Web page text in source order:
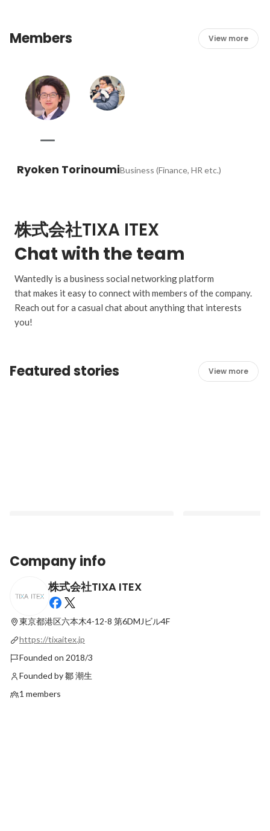
Members View more
Ryoken TorinoumiBusiness (Finance, HR etc.)
株式会社TIXA ITEX
Chat with the team
Wantedly is a business social networking platform
that makes it easy to connect with members of the company.
Reach out for a casual chat about anything that interests
you!
Featured stories View more
TIXA ITEXに新メンバーが入社いたしまし
Latest
Company info
株式会社TIXA ITEX
東京都港区六本木4-12-8 第6DMJビル4F
https://tixaitex.jp
Founded on 2018/3
Founded by 鄒 潮生
1 members